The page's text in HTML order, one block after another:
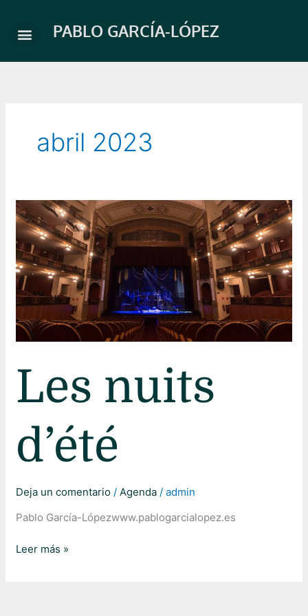
contenido
PABLO GARCÍA-LÓPEZ
abril 2023
Les nuits
d’été
Deja un comentario /Agenda /admin
Pablo García-Lópezwww.pablogarcialopez.es
Les
nuits
d’été
Leer más »